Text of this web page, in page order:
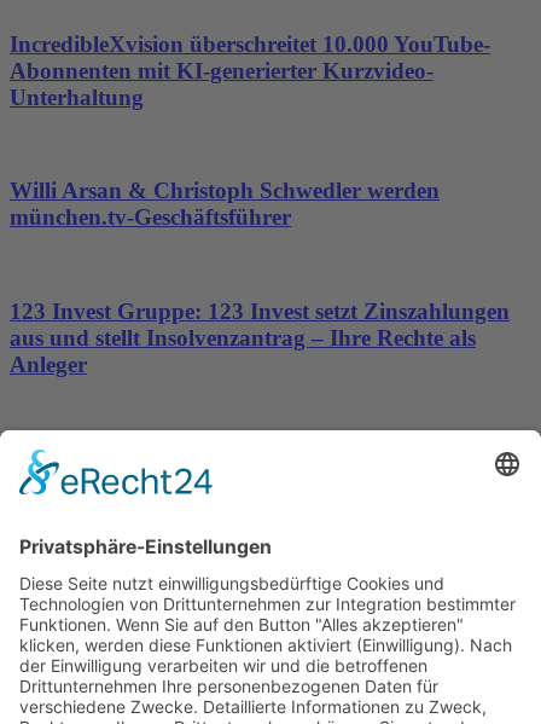
IncredibleXvision überschreitet 10.000 YouTube-
Abonnenten mit KI-generierter Kurzvideo-
Unterhaltung
Willi Arsan & Christoph Schwedler werden
münchen.tv-Geschäftsführer
123 Invest Gruppe: 123 Invest setzt Zinszahlungen
aus und stellt Insolvenzantrag – Ihre Rechte als
Anleger
Dronus sichert sich 15 Millionen Dollar und treibt
den Aufbau autonomer Luftinfrastruktur voran
Wichtiges
Impressum
Datenschutz
Kooperation
Werbung